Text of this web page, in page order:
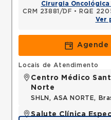
Cirurgia
CRM 23881/DF •
RQE
Ver
Agende
Locais de Atendimento
Centro Médico
Norte
SHLN, ASA NORTE,
Salute Clínica